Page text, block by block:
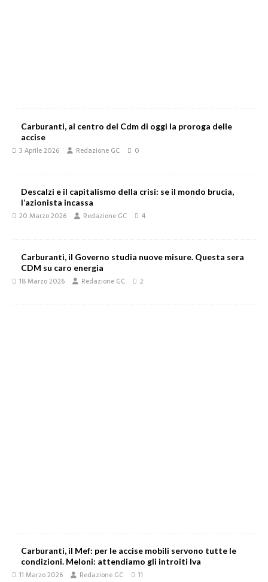
Carburanti, al centro del Cdm di oggi la proroga delle
accise
3 Aprile 2026 Redazione GC 0
Descalzi e il capitalismo della crisi: se il mondo brucia,
l’azionista incassa
20 Marzo 2026 Redazione GC 4
Carburanti, il Governo studia nuove misure. Questa sera
CDM su caro energia
18 Marzo 2026 Redazione GC 2
Carburanti, il Mef: per le accise mobili servono tutte le
condizioni. Meloni: attendiamo gli introiti Iva
11 Marzo 2026 Redazione GC 11